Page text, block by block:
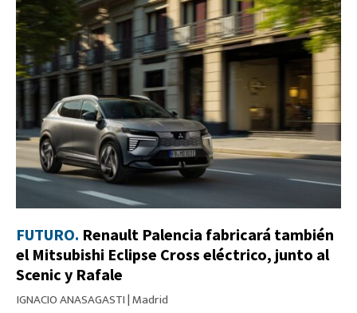
FUTURO. Renault Palencia fabricará también
el Mitsubishi Eclipse Cross eléctrico, junto al
Scenic y Rafale
IGNACIO ANASAGASTI|Madrid